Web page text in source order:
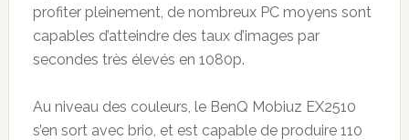
profiter pleinement, de nombreux PC moyens sont
capables d’atteindre des taux d’images par
secondes très élevés en 1080p.
Au niveau des couleurs, le BenQ Mobiuz EX2510
s’en sort avec brio, et est capable de produire 110